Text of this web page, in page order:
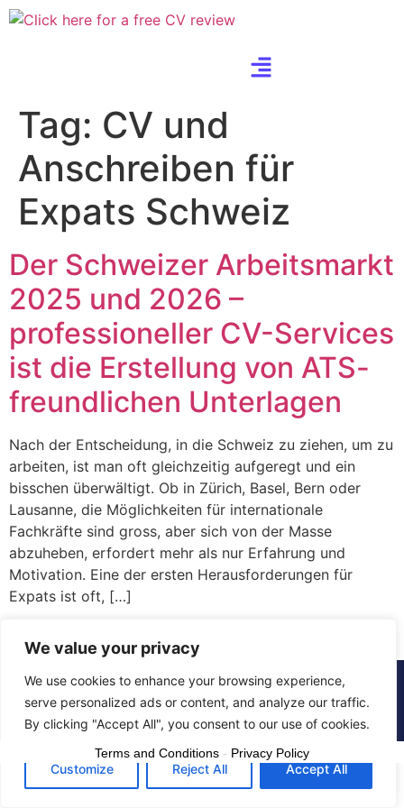
We value your privacy
We use cookies to enhance your browsing experience,
serve personalized ads or content, and analyze our traffic.
By clicking "Accept All", you consent to our use of cookies.
Customize Reject All Accept All
Tag: CV und
Anschreiben für
Expats Schweiz
Der Schweizer Arbeitsmarkt
2025 und 2026 –
professioneller CV-Services
ist die Erstellung von ATS-
freundlichen Unterlagen
Nach der Entscheidung, in die Schweiz zu ziehen, um zu
arbeiten, ist man oft gleichzeitig aufgeregt und ein
bisschen überwältigt. Ob in Zürich, Basel, Bern oder
Lausanne, die Möglichkeiten für internationale
Fachkräfte sind gross, aber sich von der Masse
abzuheben, erfordert mehr als nur Erfahrung und
Motivation. Eine der ersten Herausforderungen für
Expats ist oft, […]
© 2015 - 2025 The CV Doctor | All rights
reserved
Terms and Conditions - Privacy Policy